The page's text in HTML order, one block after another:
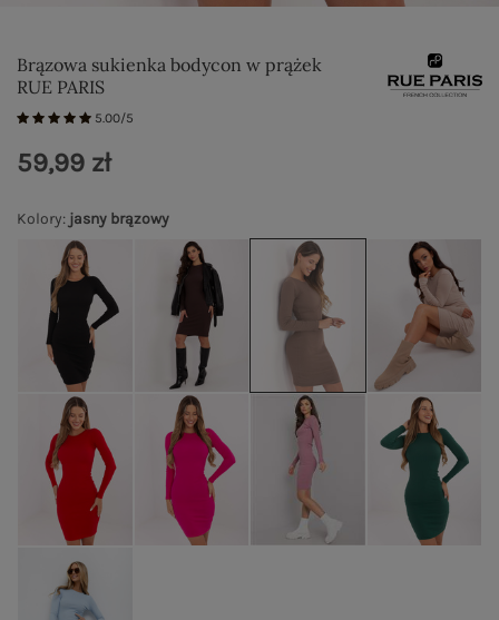
Brązowa sukienka bodycon w prążek
RUE PARIS
5.00/5
Kolory: jasny brązowy
59,99 zł